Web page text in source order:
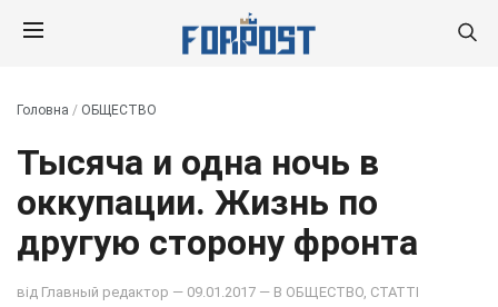
Головна / ОБЩЕСТВО
Тысяча и одна ночь в
оккупации. Жизнь по
другую сторону фронта
від Главный редактор — 09.01.2017 — В ОБЩЕСТВО СТАТТІ